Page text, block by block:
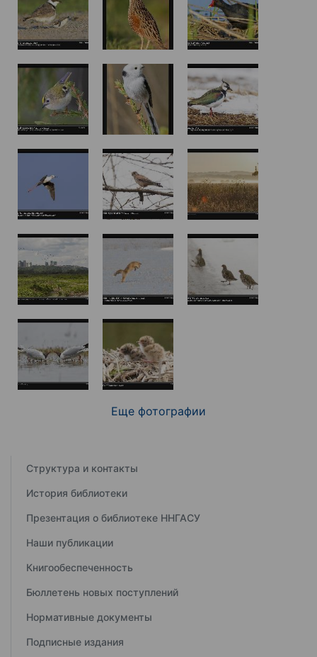
Еще фотографии
Структура и контакты
История библиотеки
Презентация о библиотеке ННГАСУ
Наши публикации
Книгообеспеченность
Бюллетень новых поступлений
Нормативные документы
Подписные издания